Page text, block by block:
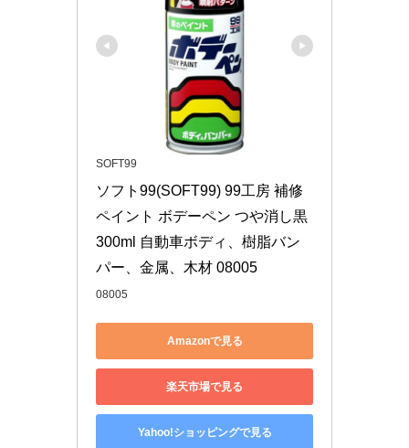
SOFT99
ソフト99(SOFT99) 99工房 補修
ペイント ボデーペン つや消し黒
300ml 自動車ボディ、樹脂バン
パー、金属、木材 08005
08005
Amazonで見る
楽天市場で見る
Yahoo!ショッピングで見る